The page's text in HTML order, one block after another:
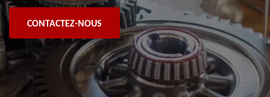
CONTACTEZ-NOUS